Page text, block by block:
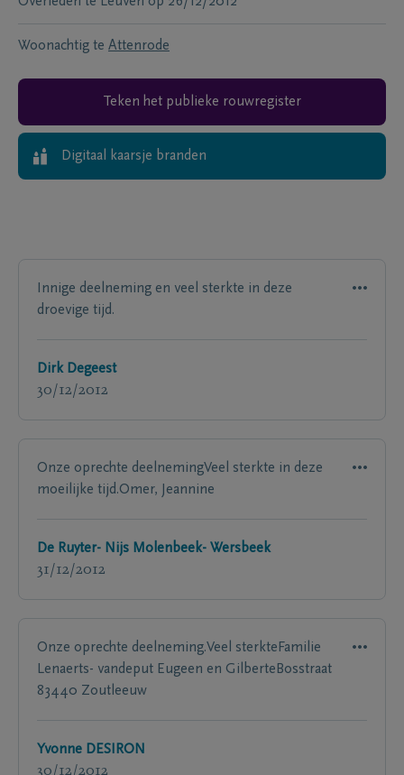
Woonachtig te Attenrode
Teken het publieke rouwregister
Digitaal kaarsje branden
Innige deelneming en veel sterkte in deze
droevige tijd.
Dirk Degeest
30/12/2012
Onze oprechte deelnemingVeel sterkte in deze
moeilijke tijd.Omer, Jeannine
De Ruyter- Nijs Molenbeek- Wersbeek
31/12/2012
Onze oprechte deelneming.Veel sterkteFamilie
Lenaerts- vandeput Eugeen en GilberteBosstraat
83440 Zoutleeuw
Yvonne DESIRON
30/12/2012